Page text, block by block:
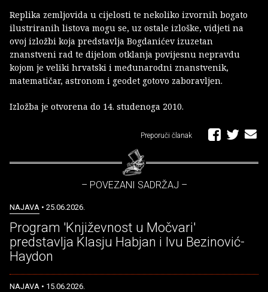
Replika zemljovida u cijelosti te nekoliko izvornih bogato
ilustriranih listova mogu se, uz ostale izloške, vidjeti na
ovoj izložbi koja predstavlja Bogdanićev izuzetan
znanstveni rad te dijelom otklanja povijesnu nepravdu
kojom je veliki hrvatski i međunarodni znanstvenik,
matematičar, astronom i geodet gotovo zaboravljen.
Izložba je otvorena do 14. studenoga 2010.
Preporuči članak
– POVEZANI SADRŽAJ –
NAJAVA • 25.06.2026.
Program 'Književnost u Močvari'
predstavlja Klasju Habjan i Ivu Bezinović-
Haydon
NAJAVA • 15.06.2026.